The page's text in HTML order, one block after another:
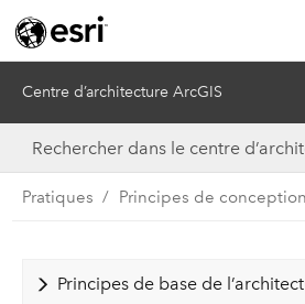
Centre d’architecture ArcGIS
Pratiques Principes de conception
Principes de base de